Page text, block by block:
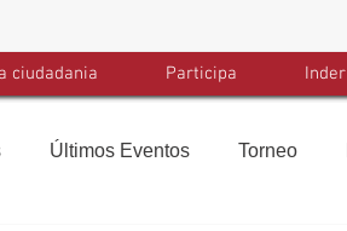
ciudadania Participa Inder
Últimos Eventos Torneo